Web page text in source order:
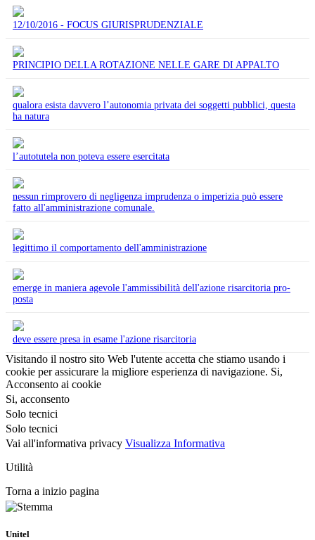
12/10/2016 - FOCUS GIURISPRUDENZIALE
PRINCIPIO DELLA ROTAZIONE NELLE GARE DI APPALTO
qualora esista davvero l’autonomia privata dei soggetti pubblici, questa
ha natura
l’autotutela non poteva essere esercitata
nessun rimprovero di negligenza imprudenza o imperizia può essere
fatto all'amministrazione comunale.
legittimo il comportamento dell'amministrazione
emerge in maniera agevole l'ammissibilità dell'azione risarcitoria pro-
posta
deve essere presa in esame l'azione risarcitoria
Visitando il nostro sito Web l'utente accetta che stiamo usando i
cookie per assicurare la migliore esperienza di navigazione. Si,
Acconsento ai cookie
Si, acconsento
Solo tecnici
Solo tecnici
Vai all'informativa privacy Visualizza Informativa
Utilità
Torna a inizio pagina
Unitel